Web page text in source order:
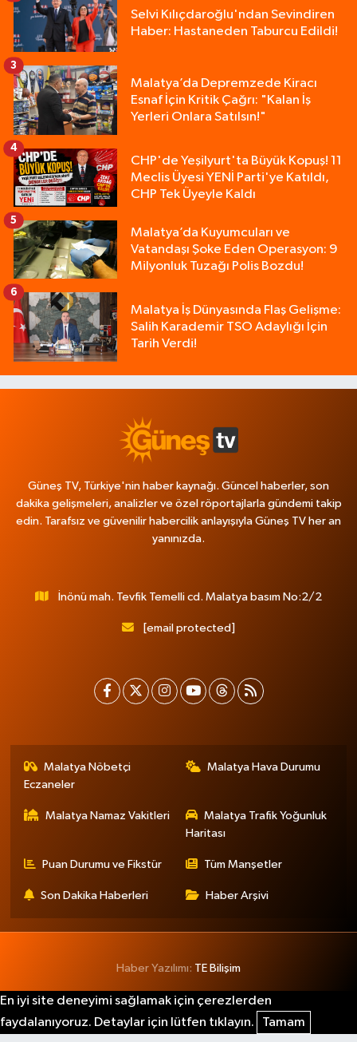
Selvi Kılıçdaroğlu'ndan Sevindiren
Haber: Hastaneden Taburcu Edildi!
Malatya’da Depremzede Kiracı
Esnaf İçin Kritik Çağrı: "Kalan İş
Yerleri Onlara Satılsın!"
3
CHP'de Yeşilyurt'ta Büyük Kopuş! 11
Meclis Üyesi YENİ Parti'ye Katıldı,
CHP Tek Üyeyle Kaldı
4
Malatya’da Kuyumcuları ve
Vatandaşı Şoke Eden Operasyon: 9
Milyonluk Tuzağı Polis Bozdu!
5
Malatya İş Dünyasında Flaş Gelişme:
Salih Karademir TSO Adaylığı İçin
Tarih Verdi!
6
Güneş TV, Türkiye'nin haber kaynağı. Güncel haberler, son
dakika gelişmeleri, analizler ve özel röportajlarla gündemi takip
edin. Tarafsız ve güvenilir habercilik anlayışıyla Güneş TV her an
yanınızda.
İnönü mah. Tevfik Temelli cd. Malatya basım No:2/2
[email protected]
Malatya Nöbetçi
Eczaneler
Malatya Hava Durumu
Malatya Namaz Vakitleri
Malatya Trafik Yoğunluk
Haritası
Puan Durumu ve Fikstür Tüm Manşetler
Son Dakika Haberleri Haber Arşivi
Haber Yazılımı: TE Bilişim
En iyi site deneyimi sağlamak için çerezlerden
faydalanıyoruz. Detaylar için lütfen tıklayın.
Tamam